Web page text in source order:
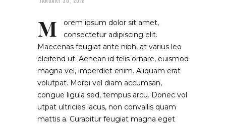
M
orem ipsum dolor sit amet,
consectetur adipiscing elit.
Maecenas feugiat ante nibh, at varius leo
eleifend ut. Aenean id felis ornare, euismod
magna vel, imperdiet enim. Aliquam erat
volutpat. Morbi vel diam accumsan,
congue ligula sed, tempus arcu. Donec vol
utpat ultricies lacus, non convallis quam
mattis a. Curabitur feugiat magna eget